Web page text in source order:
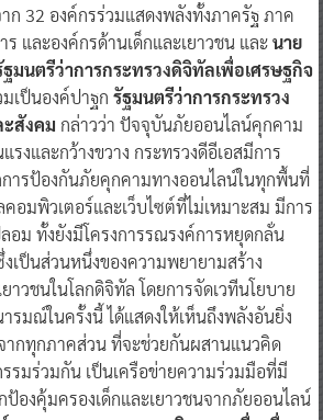
ก 32 องค์กรร่วมแสดงพลังทั้งภาครัฐ ภาค
และองค์กรด้านเด็กและเยาวชน และนาย
นตรีว่าการกระทรวงดิจิทัลเพื่อเศรษฐกิจ
มเป็นองค์ปาฐก รัฐมนตรีว่าการกระทรวง
สังคม กล่าวว่า ปัจจุบันภัยออนไลน์คุกคาม
รงและกว้างขวาง กระทรวงดีอีเอสมีการ
ารป้องกันภัยคุกคามทางออนไลน์ในทุกพื้นที่
คอมพิวเตอร์และเว็บไซต์ที่ไม่เหมาะสม มีการ
ม ทั้งยังมีโครงการรณรงค์การหยุดกลั่น
เป็นส่วนหนึ่งของความพยายามสร้าง
าวชนในโลกดิจิทัล โดยการจัดเวทีนโยบาย
รมณ์ในครั้งนี้ ได้แสดงให้เห็นถึงพลังอันยิ่ง
ากทุกภาคส่วน ที่จะช่วยกันผสานแนวคิด
รมร่วมกัน เป็นเครือข่ายความร่วมมือที่มี
องคุ้มครองเด็กและเยาวชนจากภัยออนไลน์